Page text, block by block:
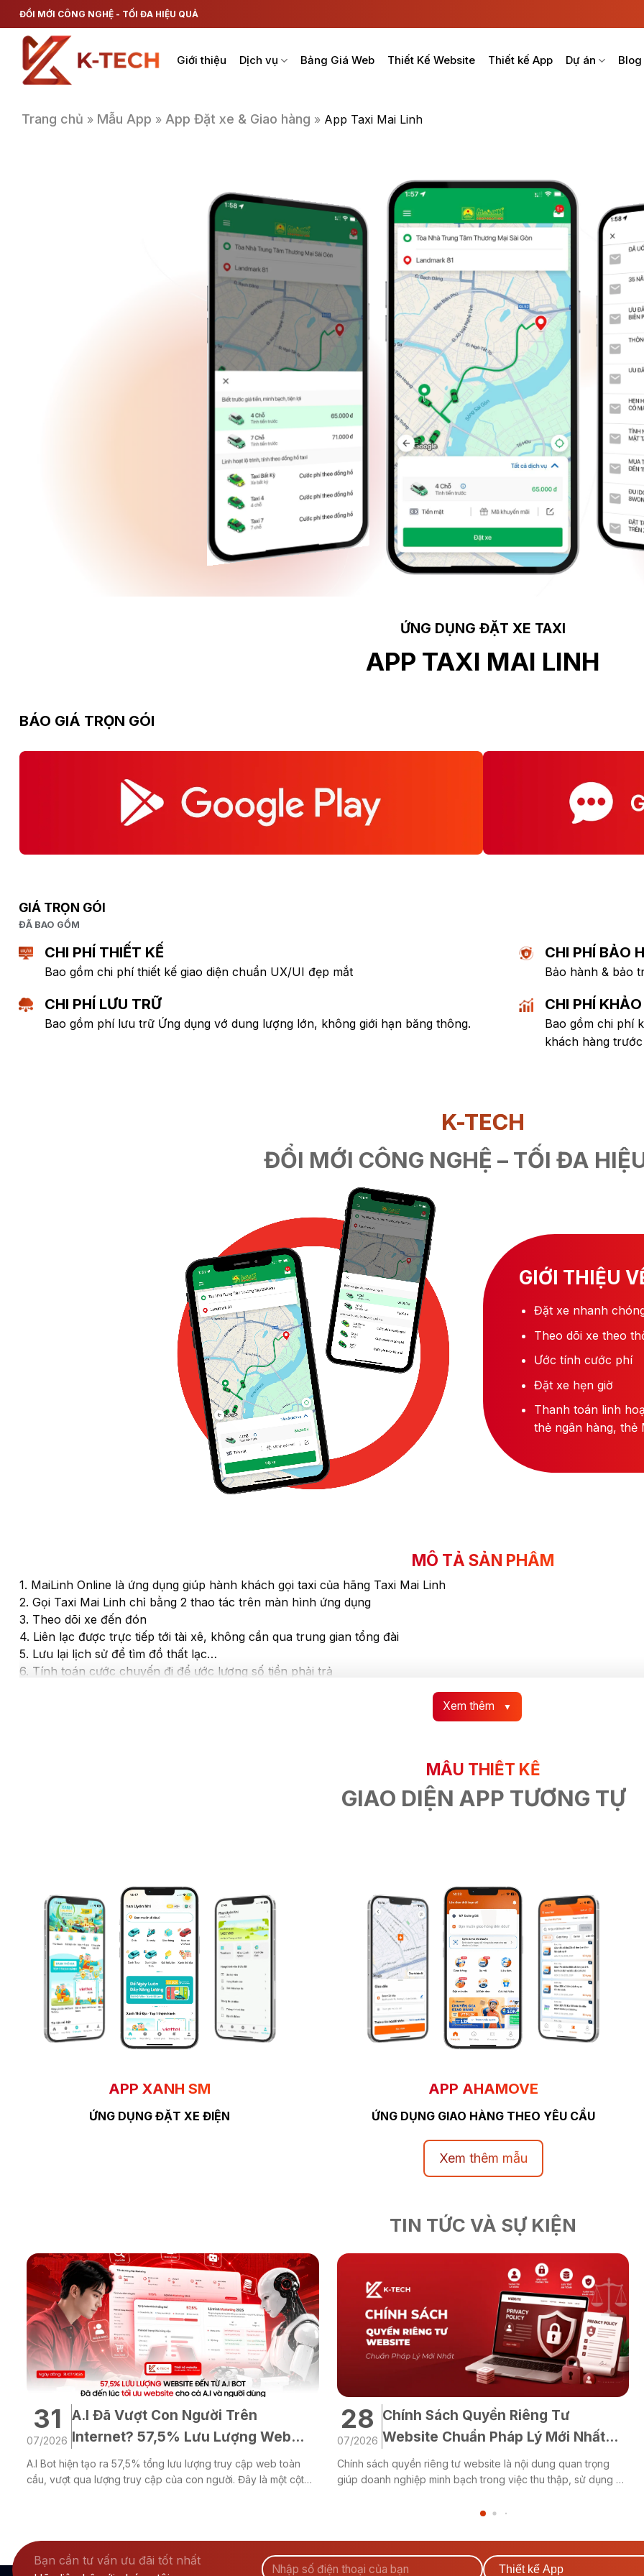
Chuyển
đến
ĐỔI MỚI CÔNG NGHỆ - TỐI ĐA HIỆU QUẢ
Giới thiệu Dịch vụ Bảng Giá Web Thiết Kế Website Thiết kế App Dự án Blog
Trang chủ » Mẫu App » App Đặt xe & Giao hàng » App Taxi Mai Linh
ỨNG DỤNG ĐẶT XE TAXI
APP TAXI MAI LINH
BÁO GIÁ TRỌN GÓI
GIÁ TRỌN GÓI
ĐÃ BAO GỒM
CHI PHÍ THIẾT KẾ
Bao gồm chi phí thiết kế giao diện chuẩn UX/UI đẹp mắt
CHI PHÍ BẢO
Bảo hành & bảo
CHI PHÍ LƯU TRỮ
Bao gồm phí lưu trữ Ứng dụng vớ dung lượng lớn, không giới hạn băng thông.
CHI PHÍ
Bao gồm chi phí
khách hàng
K-TECH
ĐỔI MỚI CÔNG NGHỆ – TỐI ĐA
GIỚI THIỆU
Đặt xe nhanh
Theo dõi xe theo
Ước tính cước phí
Đặt xe hẹn giờ
Thanh toán linh
thẻ ngân hàng, thẻ
MÔ TẢ SẢN PHẨM
1. MaiLinh Online là ứng dụng giúp hành khách gọi taxi của hãng Taxi Mai Linh
2. Gọi Taxi Mai Linh chỉ bằng 2 thao tác trên màn hình ứng dụng
3. Theo dõi xe đến đón
4. Liên lạc được trực tiếp tới tài xê, không cần qua trung gian tổng đài
5. Lưu lại lịch sử để tìm đồ thất lạc
6. Tính toán cước chuyến đi để ước lượng số tiền phải trả
Xem thêm ▼
MẪU THIẾT KẾ
GIAO DIỆN APP TƯƠNG TỰ
APP XANH SM
ỨNG DỤNG ĐẶT XE ĐIỆN
APP AHAMOVE
ỨNG DỤNG GIAO HÀNG THEO YÊU CẦU
Xem thêm mẫu
TIN TỨC VÀ SỰ KIỆN
31
07/2026
A.I Đã Vượt Con Người Trên
Internet? 57,5% Lưu Lượng Web
Đến Từ A.I Bot
A.I Bot hiện tạo ra 57,5% tổng lưu lượng truy cập web toàn
cầu, vượt qua lượng truy cập của con người. Đây là một cột
28
07/2026
Chính Sách Quyền Riêng Tư
Website Chuẩn Pháp Lý Mới Nhất
2026
Chính sách quyền riêng tư website là nội dung quan trọng
giúp doanh nghiệp minh bạch trong việc thu thập, sử dụng và
quy định không chỉ góp phần tuân thủ pháp luật mà còn nâng
Bạn cần tư vấn ưu đãi tốt nhất